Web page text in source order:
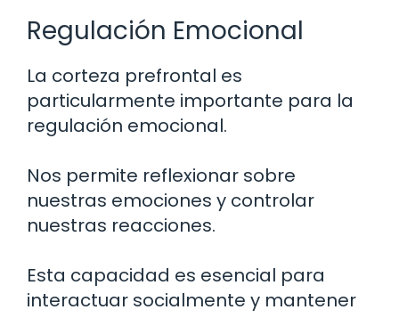
Regulación Emocional
La corteza prefrontal es
particularmente importante para la
regulación emocional.
Nos permite reflexionar sobre
nuestras emociones y controlar
nuestras reacciones.
Esta capacidad es esencial para
interactuar socialmente y mantener